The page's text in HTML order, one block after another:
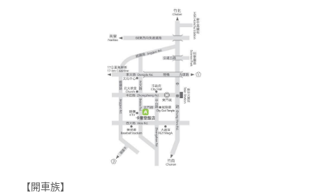
【開車族】